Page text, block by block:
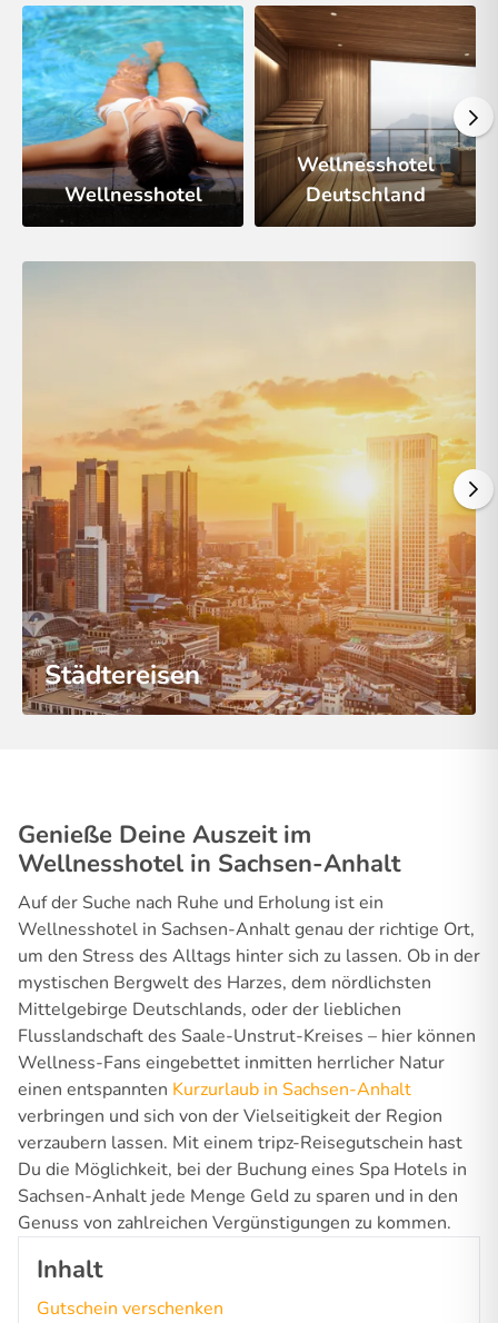
Wellnesshotel
Wellnesshotel
Deutschland
Städtereisen
Genieße Deine Auszeit im
Wellnesshotel in Sachsen-Anhalt
Auf der Suche nach Ruhe und Erholung ist ein
Wellnesshotel in Sachsen-Anhalt genau der richtige Ort,
um den Stress des Alltags hinter sich zu lassen. Ob in der
mystischen Bergwelt des Harzes, dem nördlichsten
Mittelgebirge Deutschlands, oder der lieblichen
Flusslandschaft des Saale-Unstrut-Kreises – hier können
Wellness-Fans eingebettet inmitten herrlicher Natur
einen entspannten Kurzurlaub in Sachsen-Anhalt
verbringen und sich von der Vielseitigkeit der Region
verzaubern lassen. Mit einem tripz-Reisegutschein hast
Du die Möglichkeit, bei der Buchung eines Spa Hotels in
Sachsen-Anhalt jede Menge Geld zu sparen und in den
Genuss von zahlreichen Vergünstigungen zu kommen.
Inhalt
Gutschein verschenken